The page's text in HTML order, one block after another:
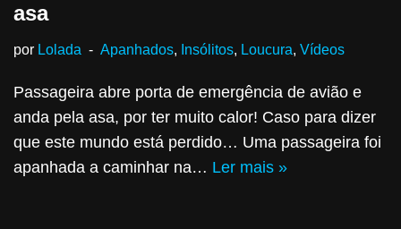
asa
por Lolada Apanhados, Insólitos, Loucura, Vídeos
Passageira abre porta de emergência de avião e
anda pela asa, por ter muito calor! Caso para dizer
que este mundo está perdido… Uma passageira foi
apanhada a caminhar na… Ler mais »